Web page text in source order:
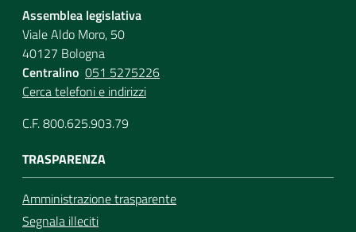
Assemblea legislativa
Viale Aldo Moro, 50
40127 Bologna
Centralino 051 5275226
Cerca telefoni e indirizzi
C.F. 800.625.903.79
TRASPARENZA
Amministrazione trasparente
Segnala illeciti